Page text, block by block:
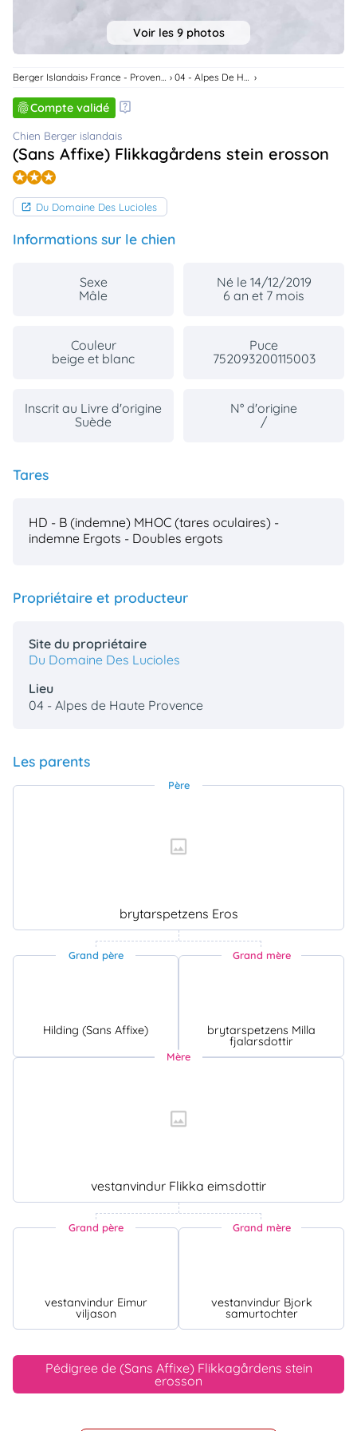
Voir les 9 photos
Berger Islandais France - Provence Alpes Cote D'Azur 04 - Alpes De Haute Provence
Compte validé
Chien Berger islandais
(Sans Affixe) Flikkagårdens stein erosson
Du Domaine Des Lucioles
Informations sur le chien
Sexe
Mâle
Né le 14/12/2019
6 an et 7 mois
Couleur
beige et blanc
Puce
752093200115003
Inscrit au Livre d'origine
Suède
N° d'origine
/
Tares
HD - B (indemne) MHOC (tares oculaires) -
indemne Ergots - Doubles ergots
Propriétaire et producteur
Site du propriétaire
Du Domaine Des Lucioles
Lieu
04 - Alpes de Haute Provence
Les parents
Père
brytarspetzens Eros
Grand père
Hilding (Sans Affixe)
Grand mère
brytarspetzens Milla
fjalarsdottir
Mère
vestanvindur Flikka eimsdottir
Grand père
vestanvindur Eimur
viljason
Grand mère
vestanvindur Bjork
samurtochter
Pédigree de (Sans Affixe) Flikkagårdens stein
erosson